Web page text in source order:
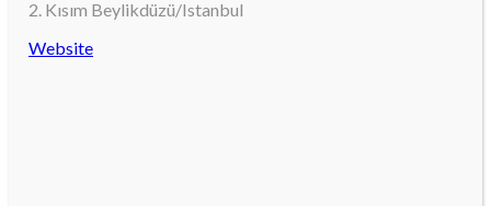
2. Kısım Beylikdüzü/Istanbul
Website